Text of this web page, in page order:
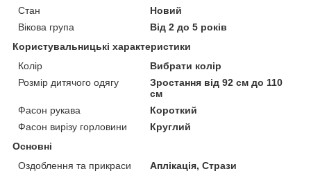
Стан
Новий
Вікова група
Від 2 до 5 років
Користувальницькі характеристики
Колір
Вибрати колір
Розмір дитячого одягу
Зростання від 92 см до 110
см
Фасон рукава
Короткий
Фасон вирізу горловини
Круглий
Основні
Оздоблення та прикраси
Аплікація, Стрази